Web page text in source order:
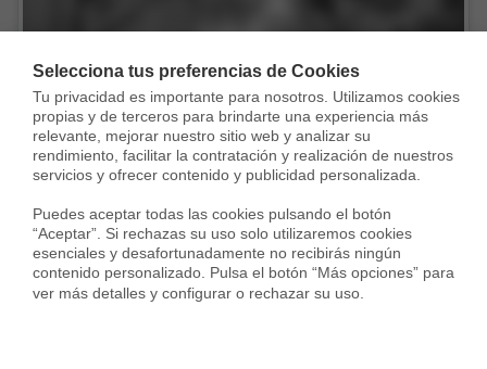
Selecciona tus preferencias de Cookies
Tu privacidad es importante para nosotros. Utilizamos cookies
propias y de terceros para brindarte una experiencia más
relevante, mejorar nuestro sitio web y analizar su
rendimiento, facilitar la contratación y realización de nuestros
servicios y ofrecer contenido y publicidad personalizada.
Puedes aceptar todas las cookies pulsando el botón
“Aceptar”. Si rechazas su uso solo utilizaremos cookies
esenciales y desafortunadamente no recibirás ningún
contenido personalizado. Pulsa el botón “Más opciones” para
ver más detalles y configurar o rechazar su uso.
Piso en Carrer de Juan Gris, Son Cotoner, Palma de Mallorca
340.000 €
103 m² 2 Habs. 2 Baños